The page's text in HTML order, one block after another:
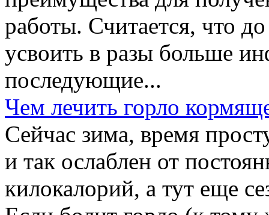
работы. Считается, что
усвоить в разы больше
последующие...
Чем лечить горло
Сейчас зима, время
и так ослаблен от
килокалорий, а тут еще